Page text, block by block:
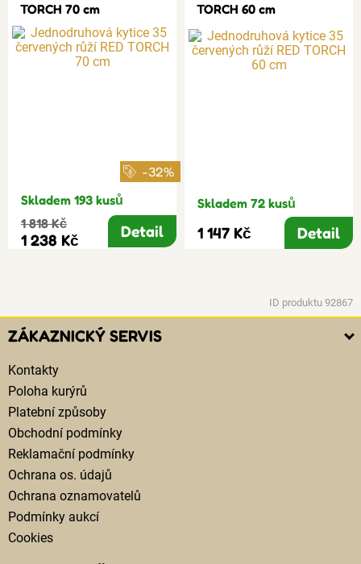
TORCH 70 cm
-32%
Skladem 193 kusů
1 818 Kč
1 238 Kč Detail
TORCH 60 cm
Skladem 72 kusů
1 147 Kč Detail
ID produktu 92867
ZÁKAZNICKÝ SERVIS
Kontakty
Poloha kurýrů
Platební způsoby
Obchodní podmínky
Reklamační podmínky
Ochrana os. údajů
Ochrana oznamovatelů
Podmínky aukcí
Cookies